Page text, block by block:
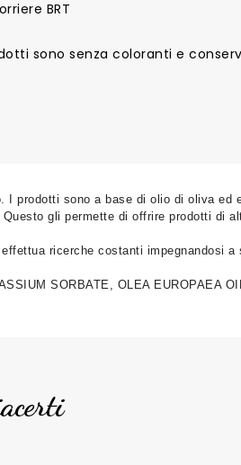
BRT
sono senza coloranti e
prodotti sono a base di olio di oliva ed
gli permette di offrire prodotti di
ricerche costanti impegnandosi
SORBATE, OLEA EUROPAEA